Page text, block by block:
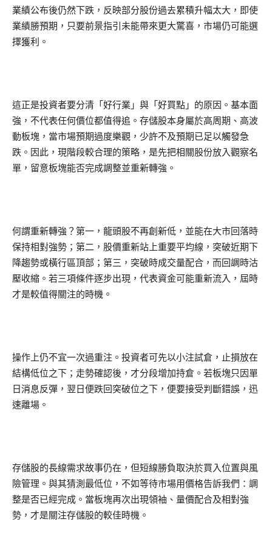
業績公布後仍然下跌，反映部分股份過去累積升幅太大，即使
業績勝預期，只要前景指引未能帶來更大驚喜，市場仍可能選
擇獲利。
這正是投資者要分清「好行業」與「好買點」的原因。基本面
強，不代表任何價位都值得追。存儲股本身屬於高周期、高波
動板塊，當市場預期過度樂觀，少許不及預期已足以觸發急
跌。因此，現階段較合理的策略，是先把相關股份放入觀察名
單，留意板塊能否完成調整並重新轉強。
何謂重新轉強？第一，龍頭股不再創新低，並能在大市回落時
保持相對強勢；第二，股價重新站上重要平均線，突破近期下
降趨勢或橫行區頂部；第三，突破時成交量配合，而回調時沽
壓收縮。若三項條件逐步出現，代表資金可能重新流入，屆時
才是較值得關注的時機。
操作上仍不宜一次過重注。投資者可先以小注試倉，止損放在
結構低位之下；走勢確認後，才分段增加持倉。若板塊只因單
日消息反彈，翌日便跌回突破位之下，便要接受判斷錯誤，迅
速離場。
存儲股的長線需求故事仍在，但短線勝負取決於買入位置與風
險管理。與其猜測最低位，不如等待市場用價格告訴我們：調
整是否已經完成。當板塊再次出現領袖、量價配合及相對強
勢，才是關注存儲股的較佳時機。